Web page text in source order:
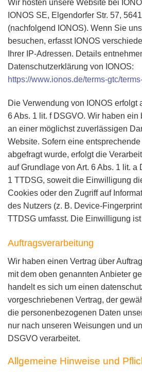
Wir hosten unsere Website bei
IONOS SE, Elgendorfer Str. 57,
(nachfolgend IONOS). Wenn Sie
besuchen, erfasst IONOS
Ihrer IP-Adressen. Details
Datenschutzerklärung von IONOS:
https://www.ionos.de/terms-gtc/
Die Verwendung von IONOS erfolgt
6 Abs. 1 lit. f DSGVO. Wir haben ein
an einer möglichst zuverlässigen
Website. Sofern eine
abgefragt wurde, erfolgt die
auf Grundlage von Art. 6 Abs. 1 lit. a
1 TTDSG, soweit die Einwilligung
Cookies oder den Zugriff auf
des Nutzers (z. B. Device-
TTDSG umfasst. Die Einwilligung
Auftragsverarbeitung
Wir haben einen Vertrag über
mit dem oben genannten Anbieter
handelt es sich um einen
vorgeschriebenen Vertrag, der
die personenbezogenen Daten
nur nach unseren Weisungen und
DSGVO verarbeitet.
Allgemeine Hinweise und